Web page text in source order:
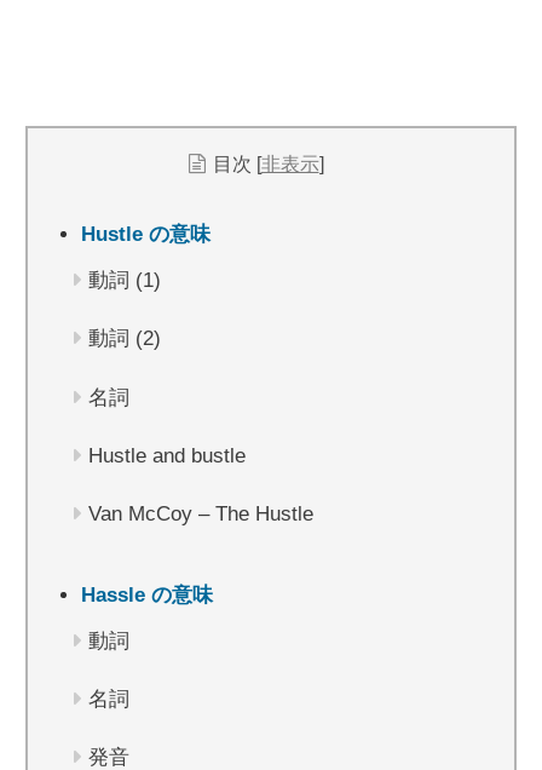
目次 [非表示]
Hustle の意味
動詞 (1)
動詞 (2)
名詞
Hustle and bustle
Van McCoy – The Hustle
Hassle の意味
動詞
名詞
発音